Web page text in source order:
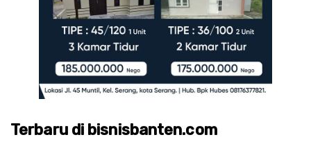
Terbaru di bisnisbanten.com